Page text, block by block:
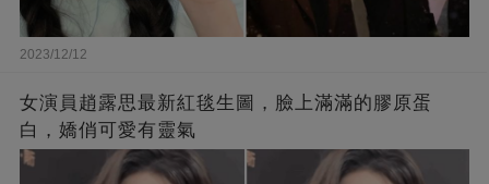
2023/12/12
女演員趙露思最新紅毯生圖，臉上滿滿的膠原蛋
白，嬌俏可愛有靈氣